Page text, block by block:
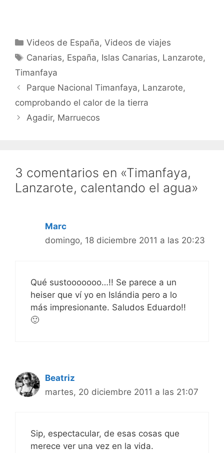
Categorías
Videos de España,Videos de viajes
Etiquetas
Canarias, España, Islas Canarias, Lanzarote,
Timanfaya
Parque Nacional Timanfaya, Lanzarote,
comprobando el calor de la tierra
Agadir, Marruecos
3 comentarios en «Timanfaya,
Lanzarote, calentando el agua»
Marc
domingo, 18 diciembre 2011 a las 20:23
Qué sustooooooo…!! Se parece a un
heiser que ví yo en Islándia pero a lo
más impresionante. Saludos Eduardo!!
🙂
Beatriz
martes, 20 diciembre 2011 a las 21:07
Sip, espectacular, de esas cosas que
merece ver una vez en la vida.